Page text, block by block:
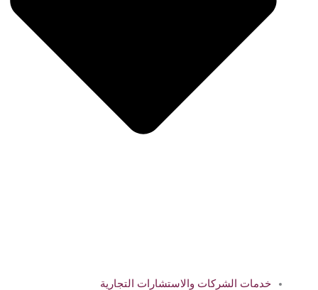
خدمات الشركات والاستشارات التجارية